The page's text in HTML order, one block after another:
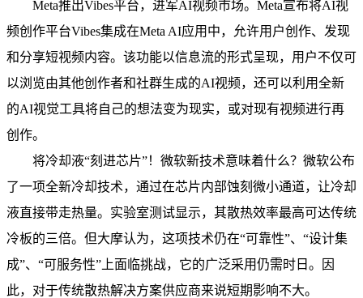
Meta推出Vibes平台，进军AI视频市场。Meta宣布将AI视
频创作平台Vibes集成在Meta AI应用中，允许用户创作、发现
和分享短视频内容。该功能以信息流的形式呈现，用户不仅可
以浏览由其他创作者和社群生成的AI视频，还可以利用全新
的AI视觉工具将自己的想法变为现实，或对现有视频进行再
创作。
将冷却液“刻进芯片”！微软新技术意味着什么？微软公布
了一项全新冷却技术，通过在芯片内部蚀刻微小通道，让冷却
液直接带走热量。实验室测试显示，其散热效率最高可达传统
冷板的三倍。但大摩认为，这项技术仍在“可靠性”、“设计集
成”、“可服务性”上面临挑战，它的广泛采用仍需时日。因
此，对于传统散热解决方案供应商来说短期影响不大。